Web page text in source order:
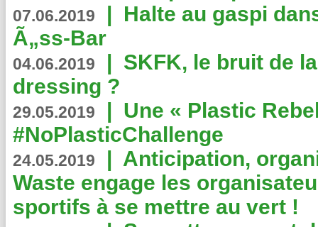
07.06.2019 | Halte au gaspi
Ã„ss-Bar
04.06.2019 | SKFK, le bruit de
dressing ?
29.05.2019 | Une « Plastic
#NoPlasticChallenge
24.05.2019 | Anticipation,
Waste engage les
sportifs à se mettre au vert !